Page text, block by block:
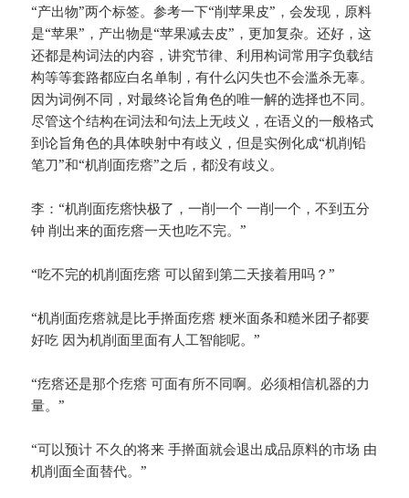
“产出物”两个标签。参考一下“削苹果皮”，会发现，原料
是“苹果”，产出物是“苹果减去皮”，更加复杂。还好，这
还都是构词法的内容，讲究节律、利用构词常用字负载结
构等等套路都应白名单制，有什么闪失也不会滥杀无辜。
因为词例不同，对最终论旨角色的唯一解的选择也不同。
尽管这个结构在词法和句法上无歧义，在语义的一般格式
到论旨角色的具体映射中有歧义，但是实例化成“机削铅
笔刀”和“机削面疙瘩”之后，都没有歧义。
李：“机削面疙瘩快极了，一削一个 一削一个，不到五分
钟 削出来的面疙瘩一天也吃不完。”
“吃不完的机削面疙瘩 可以留到第二天接着用吗？”
“机削面疙瘩就是比手擀面疙瘩 粳米面条和糙米团子都要
好吃 因为机削面里面有人工智能呢。”
“疙瘩还是那个疙瘩 可面有所不同啊。必须相信机器的力
量。”
“可以预计 不久的将来 手擀面就会退出成品原料的市场 由
机削面全面替代。”